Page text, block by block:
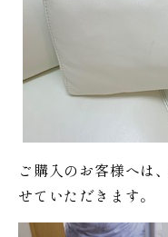
ご購入のお客様へは
せていただきます。